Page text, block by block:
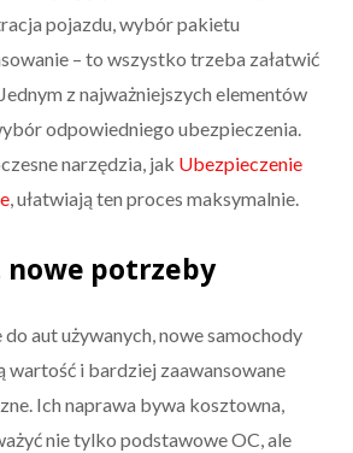
pojazdu, wybór pakietu
– to wszystko trzeba załatwić
z najważniejszych elementów
odpowiedniego ubezpieczenia.
narzędzia, jak Ubezpieczenie
, ułatwiają ten proces maksymalnie.
nowe potrzeby
aut używanych, nowe samochody
wartość i bardziej zaawansowane
Ich naprawa bywa kosztowna,
nie tylko podstawowe OC, ale